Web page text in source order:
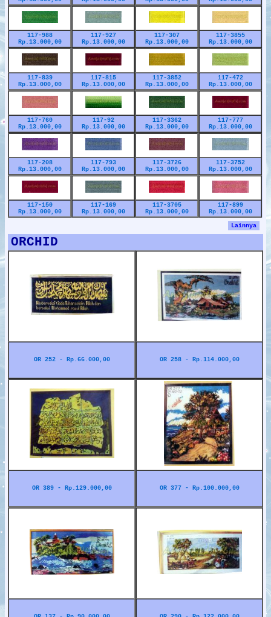
117-988
Rp.13.000,00
117-927
Rp.13.000,00
117-307
Rp.13.000,00
117-3855
Rp.13.000,00
117-839
Rp.13.000,00
117-815
Rp.13.000,00
117-3852
Rp.13.000,00
117-472
Rp.13.000,00
117-760
Rp.13.000,00
117-92
Rp.13.000,00
117-3362
Rp.13.000,00
117-777
Rp.13.000,00
117-208
Rp.13.000,00
117-793
Rp.13.000,00
117-3726
Rp.13.000,00
117-3752
Rp.13.000,00
117-150
Rp.13.000,00
117-169
Rp.13.000,00
117-3705
Rp.13.000,00
117-899
Rp.13.000,00
Lainnya
ORCHID
OR 252 - Rp.66.000,00 OR 258 - Rp.114.000,00
OR 389 - Rp.129.000,00 OR 377 - Rp.100.000,00